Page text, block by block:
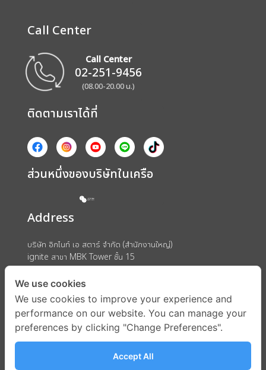
Call Center
Call Center
02-251-9456
(08.00-20.00 น.)
ติดตามเราได้ที่
ส่วนหนึ่งของบริษัทในเครือ
Address
บริษัท อิกไนท์ เอ สตาร์ จำกัด (สำนักงานใหญ่)
ignite สาขา MBK Tower ชั้น 15
ถนนพญาไท แขวงวังใหม่ เขตปทุมวัน กรุงเทพมหานคร 10330
We use cookies
We use cookies to improve your experience and
performance on our website. You can manage your
preferences by clicking "Change Preferences".
Accept All